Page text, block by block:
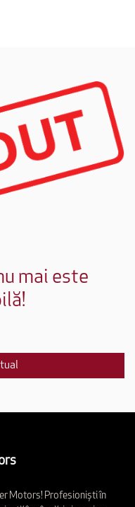
mai este
Motors! Profesioniști în